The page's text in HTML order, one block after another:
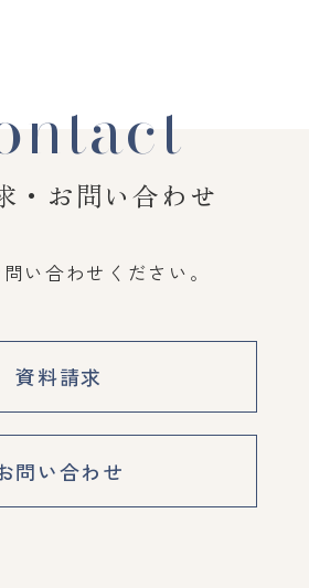
・お問い合わせ
い合わせください。
資料請求
問い合わせ